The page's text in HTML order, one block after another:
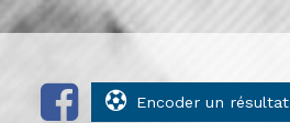
Encoder un résultat